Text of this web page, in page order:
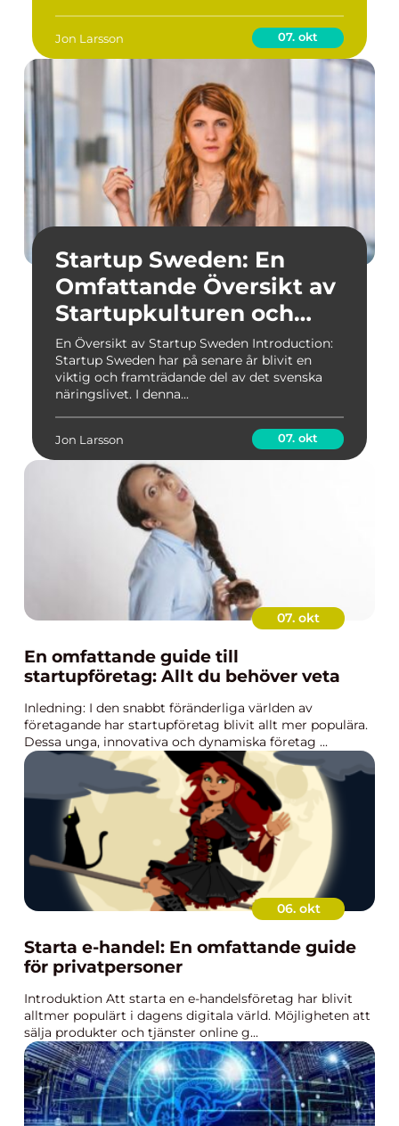
Jon Larsson 07. okt
Startup Sweden: En
Omfattande Översikt av
Startupkulturen och
dess Mångfald
En Översikt av Startup Sweden Introduction:
Startup Sweden har på senare år blivit en
viktig och framträdande del av det svenska
näringslivet. I denna...
Jon Larsson 07. okt
07. okt
En omfattande guide till
startupföretag: Allt du behöver veta
Inledning: I den snabbt föränderliga världen av
företagande har startupföretag blivit allt mer populära.
Dessa unga, innovativa och dynamiska företag ...
06. okt
Starta e-handel: En omfattande guide
för privatpersoner
Introduktion Att starta en e-handelsföretag har blivit
alltmer populärt i dagens digitala värld. Möjligheten att
sälja produkter och tjänster online g...